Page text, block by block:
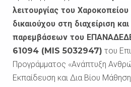
λειτουργίας του
δικαιούχου στη διαχείριση
παρεμβάσεων του
61094 (MIS 5032947) του
Προγράμματος «Ανάπτυξη
Εκπαίδευση και Δια Βίου